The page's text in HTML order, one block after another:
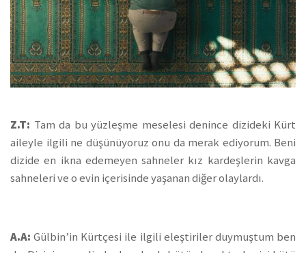
Z.T: Tam da bu yüzleşme meselesi denince dizideki Kürt
aileyle ilgili ne düşünüyoruz onu da merak ediyorum. Beni
dizide en ikna edemeyen sahneler kız kardeşlerin kavga
sahneleri ve o evin içerisinde yaşanan diğer olaylardı.
A.A: Gülbin’in Kürtçesi ile ilgili eleştiriler duymuştum ben